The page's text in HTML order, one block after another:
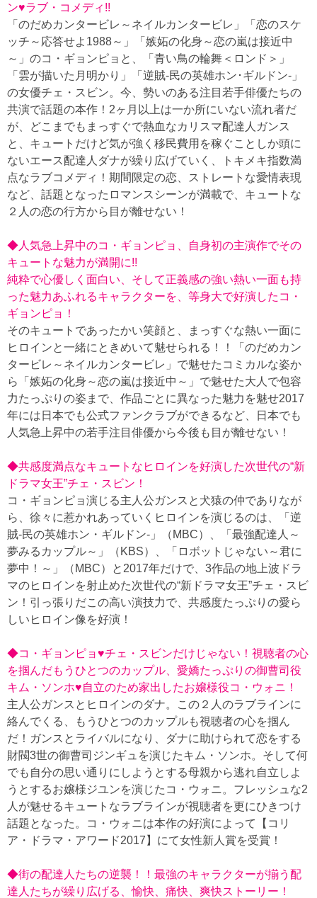
ン♥ラブ・コメディ!!
「のだめカンタービレ～ネイルカンタービレ」「恋のスケ
ッチ～応答せよ1988～」「嫉妬の化身～恋の嵐は接近中
～」のコ・ギョンピョと、「青い鳥の輪舞＜ロンド＞」
「雲が描いた月明かり」「逆賊-民の英雄ホン･ギルドン-」
の女優チェ・スビン。今、勢いのある注目若手俳優たちの
共演で話題の本作！2ヶ月以上は一か所にいない流れ者だ
が、どこまでもまっすぐで熱血なカリスマ配達人ガンス
と、キュートだけど気が強く移民費用を稼ぐことしか頭に
ないエース配達人ダナが繰り広げていく、トキメキ指数満
点なラブコメディ！期間限定の恋、ストレートな愛情表現
など、話題となったロマンスシーンが満載で、キュートな
２人の恋の行方から目が離せない！
◆人気急上昇中のコ・ギョンピョ、自身初の主演作でその
キュートな魅力が満開に!!
純粋で心優しく面白い、そして正義感の強い熱い一面も持
った魅力あふれるキャラクターを、等身大で好演したコ・
ギョンピョ！
そのキュートであったかい笑顔と、まっすぐな熱い一面に
ヒロインと一緒にときめいて魅せられる！！「のだめカン
タービレ～ネイルカンタービレ」で魅せたコミカルな姿か
ら「嫉妬の化身～恋の嵐は接近中～」で魅せた大人で包容
力たっぷりの姿まで、作品ごとに異なった魅力を魅せ2017
年には日本でも公式ファンクラブができるなど、日本でも
人気急上昇中の若手注目俳優から今後も目が離せない！
◆共感度満点なキュートなヒロインを好演した次世代の“新
ドラマ女王”チェ・スビン！
コ・ギョンピョ演じる主人公ガンスと犬猿の仲でありなが
ら、徐々に惹かれあっていくヒロインを演じるのは、「逆
賊-民の英雄ホン・ギルドン-」（MBC）、「最強配達人～
夢みるカップル～」（KBS）、「ロボットじゃない～君に
夢中！～」（MBC）と2017年だけで、3作品の地上波ドラ
マのヒロインを射止めた次世代の“新ドラマ女王”チェ・スビ
ン！引っ張りだこの高い演技力で、共感度たっぷりの愛ら
しいヒロイン像を好演！
◆コ・ギョンピョ♥チェ・スビンだけじゃない！視聴者の心
を掴んだもうひとつのカップル、愛嬌たっぷりの御曹司役
キム・ソンホ♥自立のため家出したお嬢様役コ・ウォニ！
主人公ガンスとヒロインのダナ。この２人のラブラインに
絡んでくる、もうひとつのカップルも視聴者の心を掴ん
だ！ガンスとライバルになり、ダナに助けられて恋をする
財閥3世の御曹司ジンギュを演じたキム・ソンホ。そして何
でも自分の思い通りにしようとする母親から逃れ自立しよ
うとするお嬢様ジユンを演じたコ・ウォニ。フレッシュな2
人が魅せるキュートなラブラインが視聴者を更にひきつけ
話題となった。コ・ウォニは本作の好演によって【コリ
ア・ドラマ・アワード2017】にて女性新人賞を受賞！
◆街の配達人たちの逆襲！！最強のキャラクターが揃う配
達人たちが繰り広げる、愉快、痛快、爽快ストーリー！